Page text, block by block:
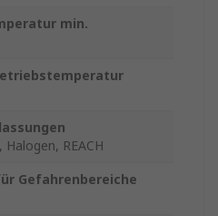
min.
Halogen, REACH
Gefahrenbereiche